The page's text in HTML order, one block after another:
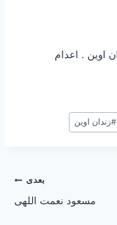
اوین . اعدام
#زندان اوین
بعدی
مسعود نعمت اللهی